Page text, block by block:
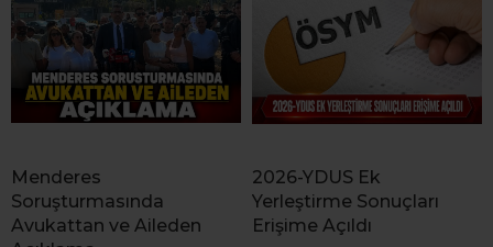
Menderes
Soruşturmasında
Avukattan ve Aileden
2026-YDUS Ek
Yerleştirme Sonuçları
Erişime Açıldı